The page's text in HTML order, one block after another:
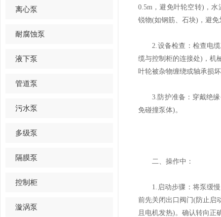
离心泵
耐腐蚀泵
液下泵
管道泵
污水泵
多级泵
隔膜泵
控制柜
漩涡泵
0.5m，避免叶轮空转)，
锐物(如钢筋、石块)，避
2.设备检查：检查电缆
缆与控制柜的连接处)，机
叶轮被杂物缠绕或轴承损
3.防护准备：穿戴绝缘
免碰撞泵体)。
二、操作中：
1.启动步骤：将泵缓慢
前先关闭出口阀门(防止启
且电机发热)。确认转向正